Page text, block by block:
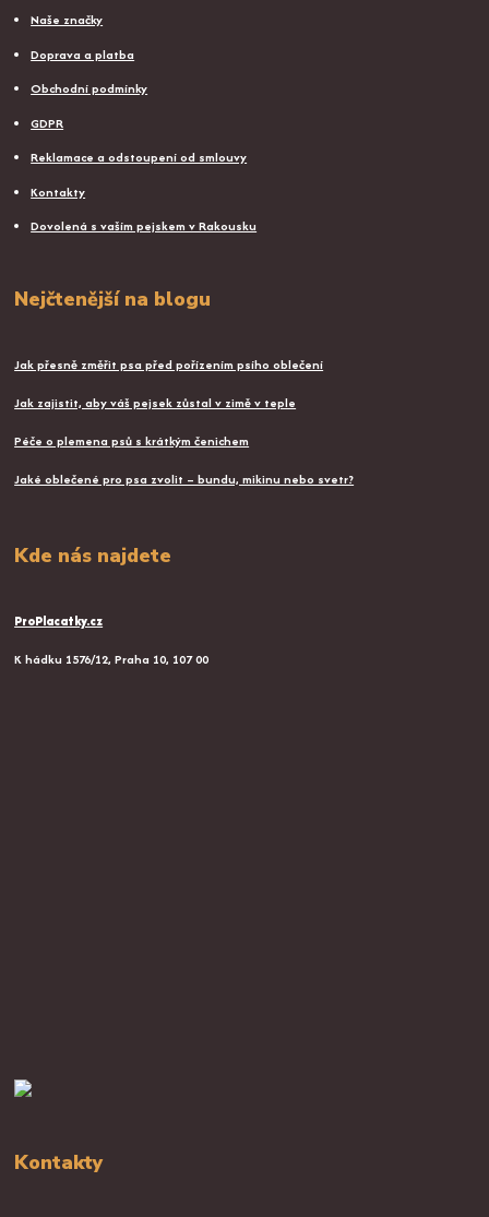
Naše značky
Doprava a platba
Obchodní podmínky
GDPR
Reklamace a odstoupení od smlouvy
Kontakty
Dovolená s vaším pejskem v Rakousku
Nejčtenější na blogu
Jak přesně změřit psa před pořízením psího oblečení
Jak zajistit, aby váš pejsek zůstal v zimě v teple
Péče o plemena psů s krátkým čenichem
Jaké oblečené pro psa zvolit – bundu, mikinu nebo svetr?
Kde nás najdete
ProPlacatky.cz
K hádku 1576/12, Praha 10, 107 00
Kontakty